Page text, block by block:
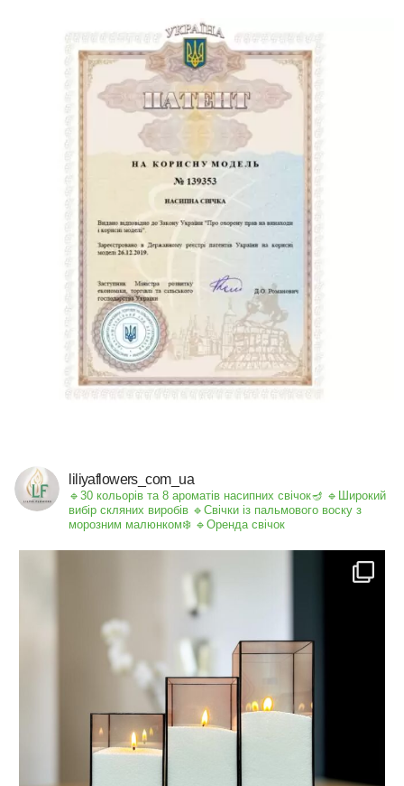
liliyaflowers_com_ua
🔹30 кольорів та 8 ароматів насипних свічок🪔 🔹Широкий
вибір скляних виробів 🔹Свічки із пальмового воску з
морозним малюнком❄️ 🔹Оренда свічок